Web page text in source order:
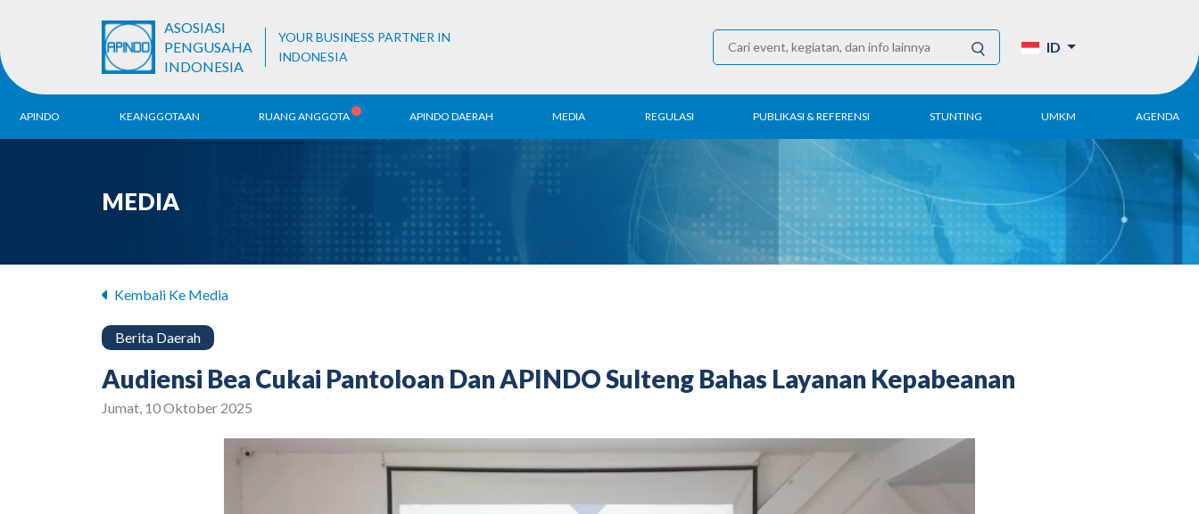
ASOSIASI
PENGUSAHA
INDONESIA
YOUR BUSINESS PARTNER IN
INDONESIA
ID
APINDO KEANGGOTAAN RUANG ANGGOTA APINDO DAERAH MEDIA REGULASI PUBLIKASI & REFERENSI
Buletin Elektronik
STUNTING UMKM
UMKM DPN Apindo
APINDO UMKM
Kegiatan
DPN/DPP/DPK
AGENDA
MEDIA
Kembali Ke Media
Berita Daerah
Audiensi Bea Cukai Pantoloan Dan APINDO Sulteng Bahas Layanan Kepabeanan
Jumat, 10 Oktober 2025